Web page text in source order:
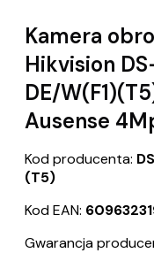
Kamera
Hikvision
DE/
Ausense
Kod producenta:
(T5)
Kod EAN:
Gwarancja